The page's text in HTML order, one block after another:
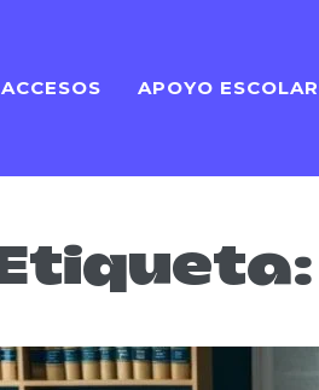
ACCESOS APOYO ESCOLAR
Etiqueta: